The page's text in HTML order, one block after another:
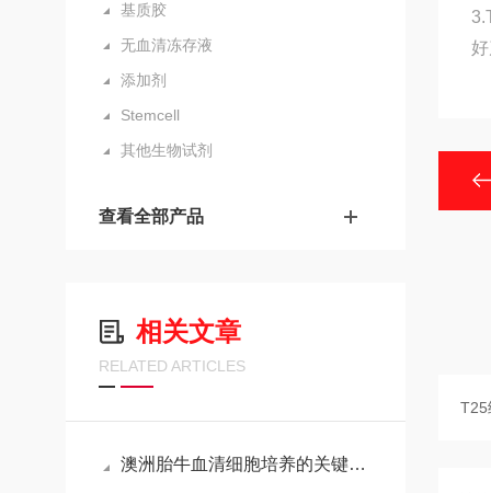
基质胶
无血清冻存液
添加剂
Stemcell
其他生物试剂
查看全部产品
相关文章
RELATED ARTICLES
澳洲胎牛血清细胞培养的关键营养源